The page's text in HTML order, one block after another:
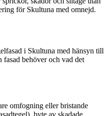
för Skultuna med omnejd.
i Skultuna med hänsyn till
behöver och vad det
omfogning eller bristande